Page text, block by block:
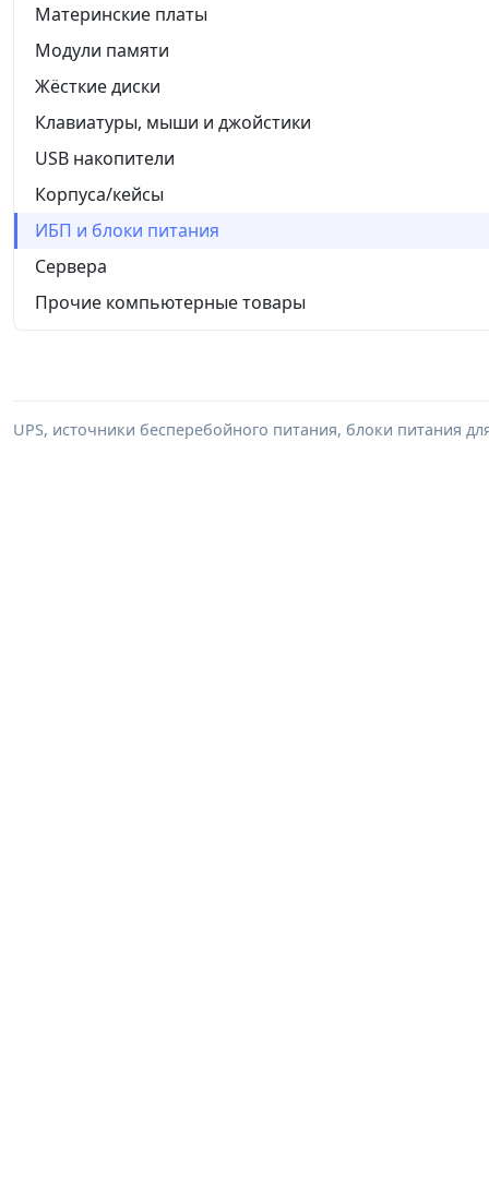
Материнские платы
Модули памяти
Жёсткие диски
Клавиатуры, мыши и джойстики
USB накопители
Корпуса/кейсы
ИБП и блоки питания
Сервера
Прочие компьютерные товары
UPS, источники бесперебойного питания, блоки питания